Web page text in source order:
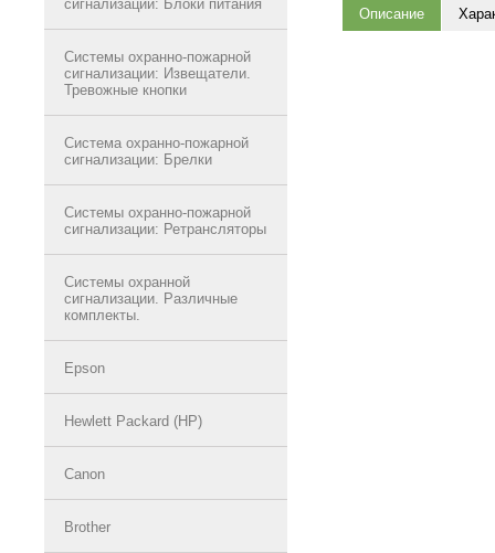
сигнализации: Блоки питания
Системы охранно-пожарной
сигнализации: Извещатели.
Тревожные кнопки
Система охранно-пожарной
сигнализации: Брелки
Системы охранно-пожарной
сигнализации: Ретрансляторы
Системы охранной
сигнализации. Различные
комплекты.
Epson
Hewlett Packard (HP)
Canon
Brother
Описание